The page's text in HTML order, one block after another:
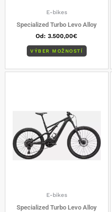
E-bikes
Specialized Turbo Levo Alloy
Od:3.500,00€
VÝBER MOŽNOSTÍ
E-bikes
Specialized Turbo Levo Alloy
Možnosti
si
môžete